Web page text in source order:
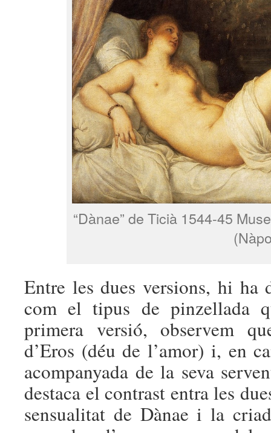
“Dànae” de Ticià 1544-45
Entre les dues versions, hi ha
com el tipus de pinzellada
primera versió, observem
d’Eros (déu de l’amor) i, en
acompanyada de la seva
destaca el contrast entra les
sensualitat de Dànae i la